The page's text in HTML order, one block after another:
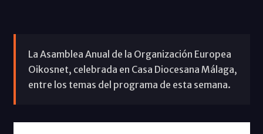
La Asamblea Anual de la Organización Europea
Oikosnet, celebrada en Casa Diocesana Málaga,
entre los temas del programa de esta semana.